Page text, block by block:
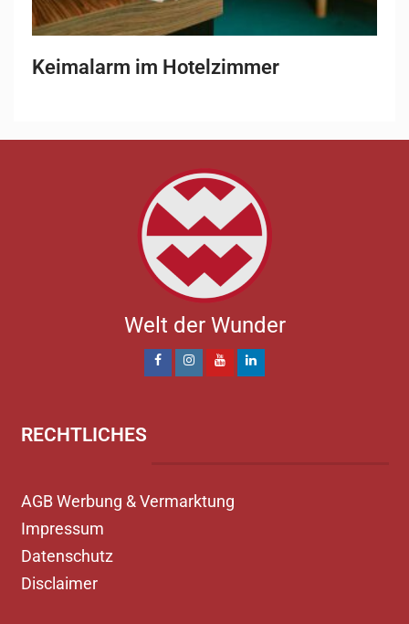
Keimalarm im Hotelzimmer
Welt der Wunder
RECHTLICHES
AGB Werbung & Vermarktung
Impressum
Datenschutz
Disclaimer